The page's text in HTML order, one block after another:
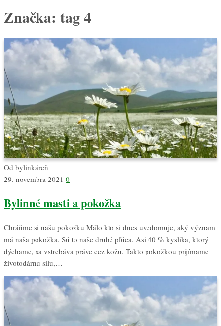
Značka: tag 4
Od bylinkáreň
29. novembra 2021 0
Bylinné masti a pokožka
Chráňme si našu pokožku Málo kto si dnes uvedomuje, aký význam
má naša pokožka. Sú to naše druhé pľúca. Asi 40 % kyslíka, ktorý
dýchame, sa vstrebáva práve cez kožu. Takto pokožkou prijímame
životodárnu silu,…